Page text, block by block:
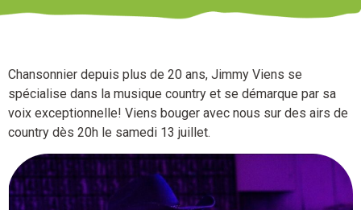
Chansonnier depuis plus de 20 ans, Jimmy Viens se
spécialise dans la musique country et se démarque par sa
voix exceptionnelle! Viens bouger avec nous sur des airs de
country dès 20h le samedi 13 juillet.